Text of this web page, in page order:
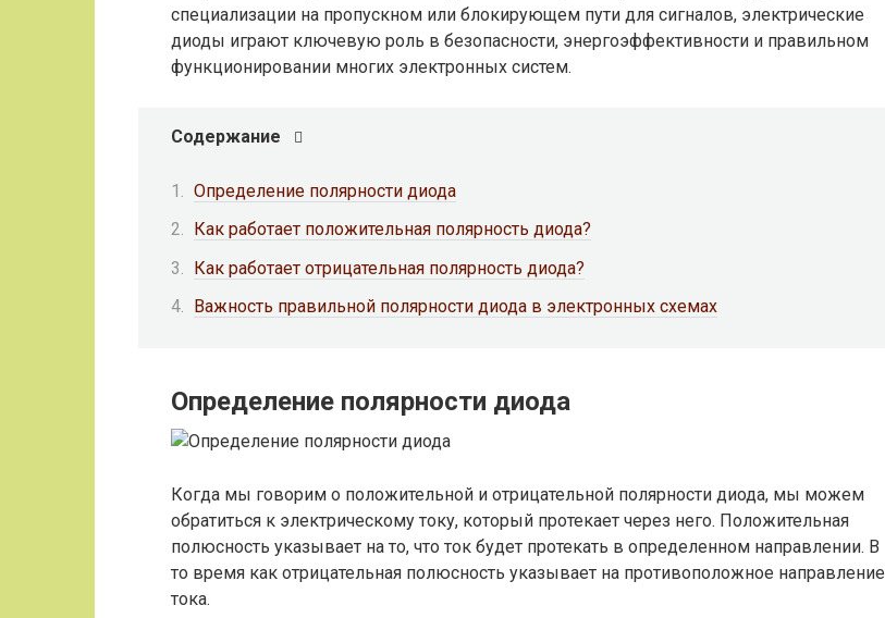
специализации на пропускном или блокирующем пути для сигналов, электрические
диоды играют ключевую роль в безопасности, энергоэффективности и правильном
функционировании многих электронных систем.
Содержание
Определение полярности диода
Как работает положительная полярность диода?
Как работает отрицательная полярность диода?
Важность правильной полярности диода в электронных схемах
Определение полярности диода
Когда мы говорим о положительной и отрицательной полярности диода, мы можем
обратиться к электрическому току, который протекает через него. Положительная
полюсность указывает на то, что ток будет протекать в определенном направлении. В
то время как отрицательная полюсность указывает на противоположное направление
тока.